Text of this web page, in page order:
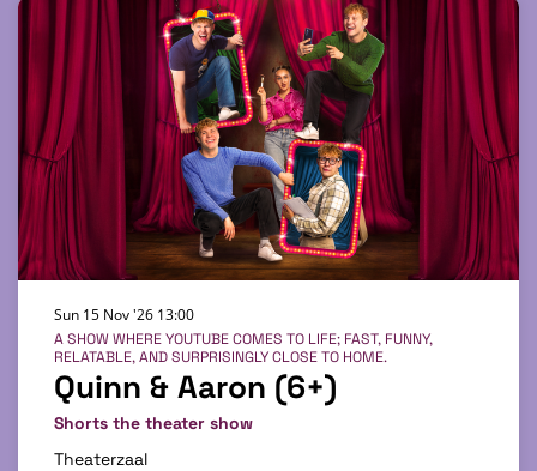
Quinn & Aaron (6+)
Shorts the theater show
A SHOW WHERE YOUTUBE COMES TO LIFE; FAST, FUNNY,
RELATABLE, AND SURPRISINGLY CLOSE TO HOME.
Sun 15 Nov '26 13:00
Theaterzaal